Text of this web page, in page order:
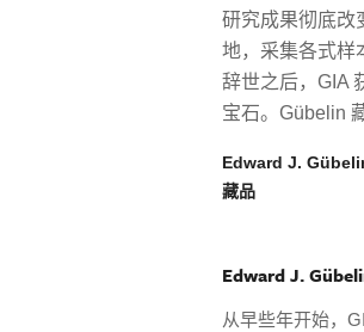
研究成果彻底改
地，采集各式样
辞世之后，GIA
宝石。Gübelin
Edward J.
藏品
Edward J.
从早些年开始，